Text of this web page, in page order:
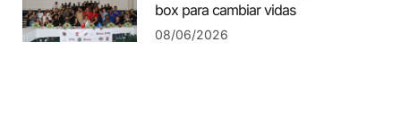
box para cambiar vidas
08/06/2026